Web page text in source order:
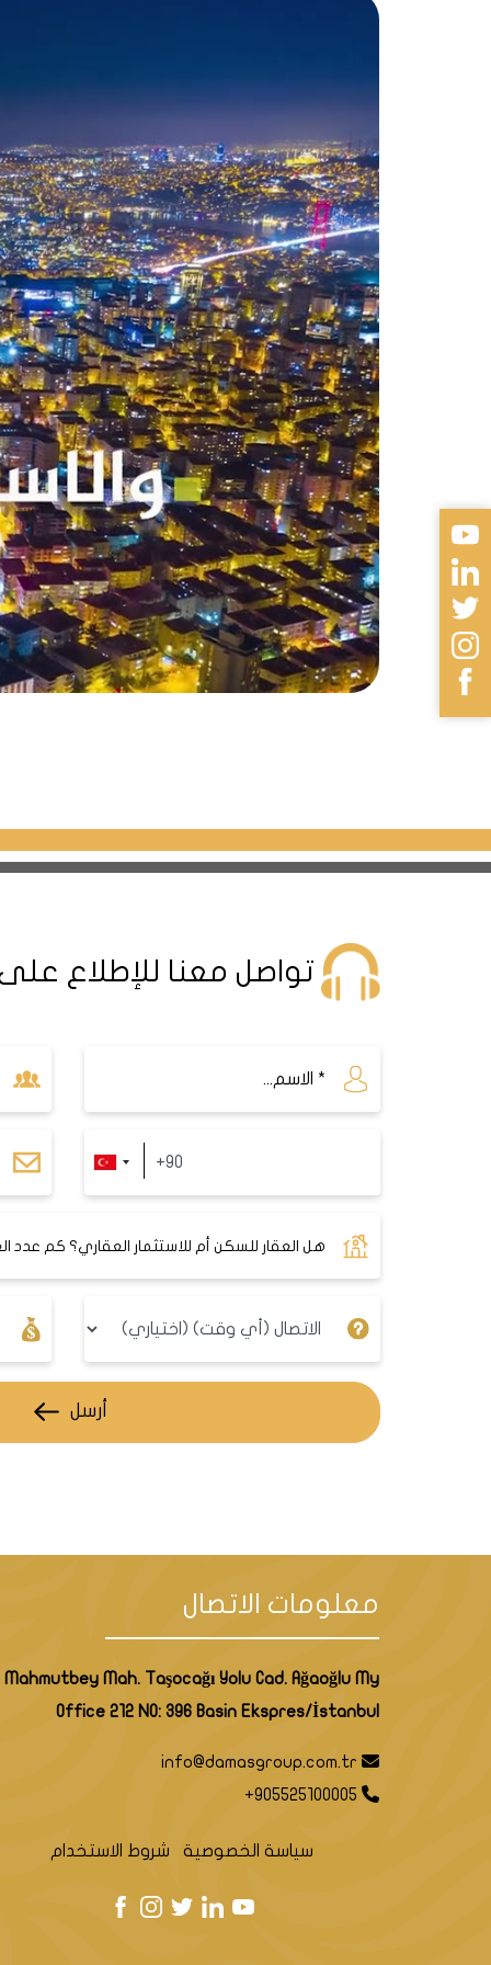
إذا كنت تفكر بشراء شقة
فريقنا في داماس جروب العقارية
اسطنبول هي أكبر مدينة ومركز
بآثارها ومناطقها السياحة
وكاديكوي وبشيكتاش وساريير
أما على الساحل الجنوبي لتركيا
المدينة بشواطئها الجميلة وآثارها
وتأتي مدينة إزمير كواحدة من
التاريخية والثقافية. تعد ألسانجاك
أما مدينة بورصة فهي مدينة
يمكن أن يكون شراء عقار بالتقسيط
عند شراء عقار بالتقسيط ويمكنك
المعرفة الكاملة بجدول السداد
يعد نقطة مهمة أخرى يجب
ويعتبر اختيار العقار الذي يناسب
تتجاوز الأقساط الشهرية ميزانيتك.
إنظر أيضا أفضل العقارات في
تواصل معنا للإطلاع
أرسل
معلومات الاتصال
Mahmutbey Mah. Taşocağı Yolu Cad. Ağaoğlu My
Office 212 NO: 396 Basin Ekspres/İstanbul
info@damasgroup.com.tr
+905525100005
سياسة الخصوصية شروط الاستخدام